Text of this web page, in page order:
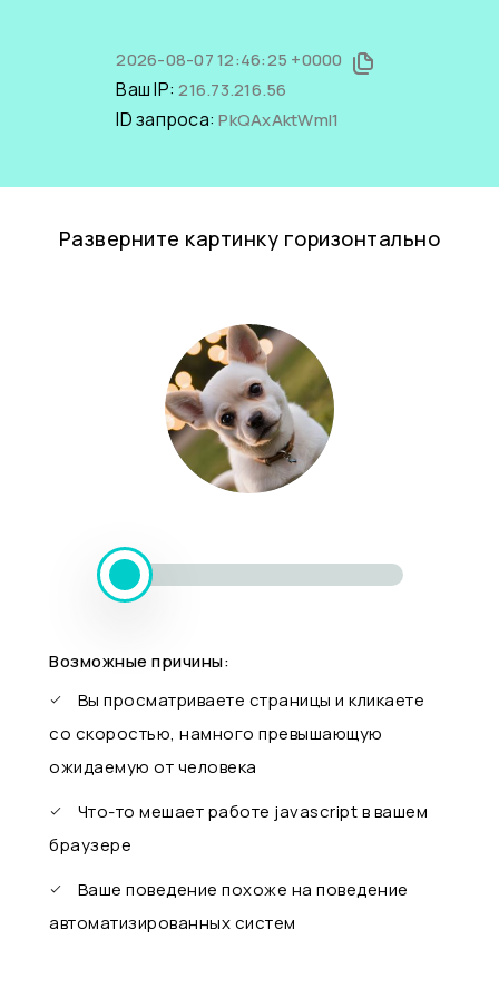
2026-08-07 12:46:25 +0000
Ваш IP:216.73.216.56
ID запроса:PkQAxAktWmI1
Разверните картинку горизонтально
Возможные причины:
Вы просматриваете страницы и кликаете
со скоростью, намного превышающую
ожидаемую от человека
Что-то мешает работе javascript в вашем
браузере
Ваше поведение похоже на поведение
автоматизированных систем